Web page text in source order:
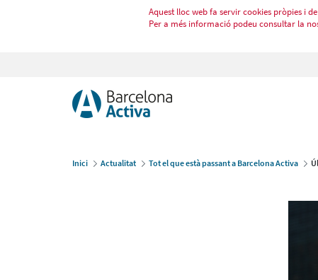
Aquest lloc web fa servir cookies pròpies i
Per a més informació podeu consultar la
Inici Actualitat Tot el que està passant a Barcelona Activa